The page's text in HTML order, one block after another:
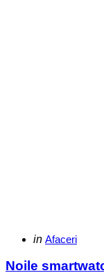
Categories
Posted
in Afaceri
Noile